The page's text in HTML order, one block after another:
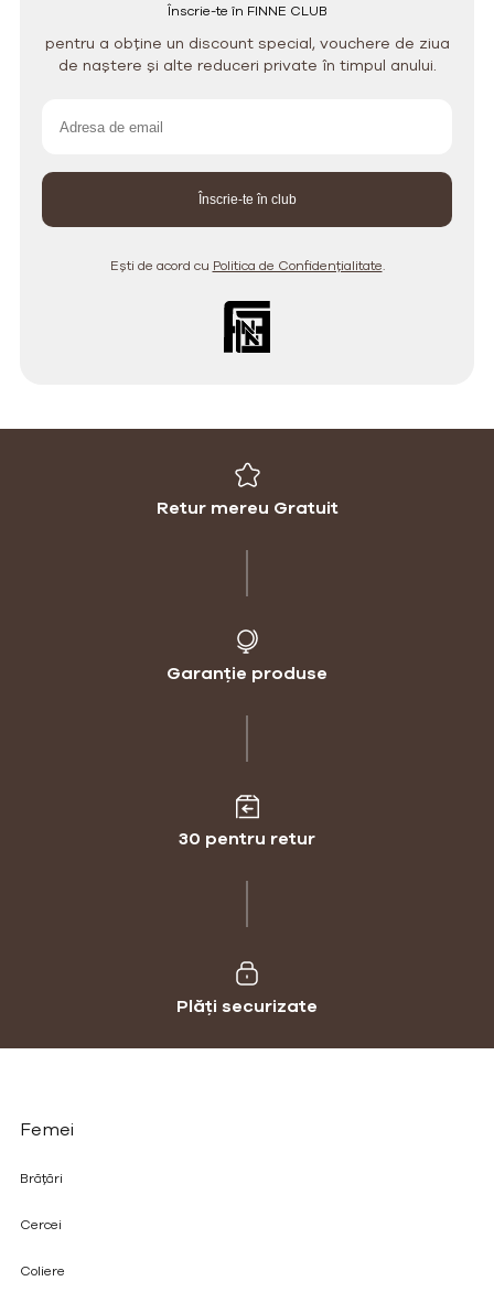
Înscrie-te în FINNE CLUB
pentru a obține un discount special, vouchere de ziua
de naștere și alte reduceri private în timpul anului.
Ești de acord cu Politica de Confidențialitate.
Retur mereu Gratuit
Garanție produse
30 pentru retur
Plăți securizate
Femei
Brățări
Cercei
Coliere